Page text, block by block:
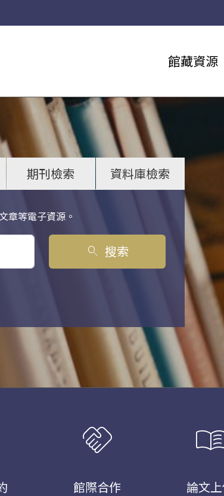
館藏資源
期刊檢索 資料庫檢索
章等電子資源。
search 搜索
handshake
館際合作 論文